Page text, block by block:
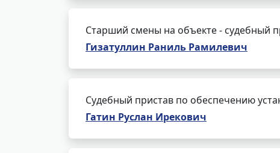
Старший смены на объекте - судебный
Гизатуллин Раниль Рамилевич
Судебный пристав по обеспечению
Гатин Руслан Ирекович